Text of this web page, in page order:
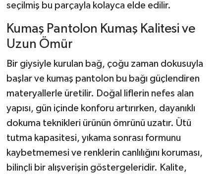
seçilmiş bu parçayla kolayca elde edilir.
Kumaş Pantolon Kumaş Kalitesi ve
Uzun Ömür
Bir giysiyle kurulan bağ, çoğu zaman dokusuyla
başlar ve kumaş pantolon bu bağı güçlendiren
materyallerle üretilir. Doğal liflerin nefes alan
yapısı, gün içinde konforu artırırken, dayanıklı
dokuma teknikleri ürünün ömrünü uzatır. Ütü
tutma kapasitesi, yıkama sonrası formunu
kaybetmemesi ve renklerin canlılığını koruması,
bilinçli bir alışverişin göstergeleridir. Kalite,